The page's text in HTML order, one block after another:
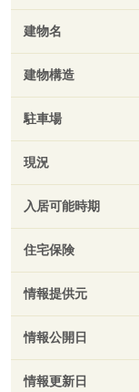
建物名
建物構造
駐車場
現況
入居可能時期
住宅保険
情報提供元
情報公開日
情報更新日